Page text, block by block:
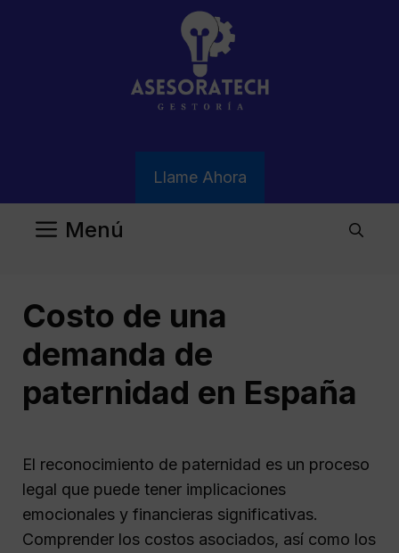
Llame Ahora
Menú
Costo de una
demanda de
paternidad en España
El reconocimiento de paternidad es un proceso
legal que puede tener implicaciones
emocionales y financieras significativas.
Comprender los costos asociados, así como los